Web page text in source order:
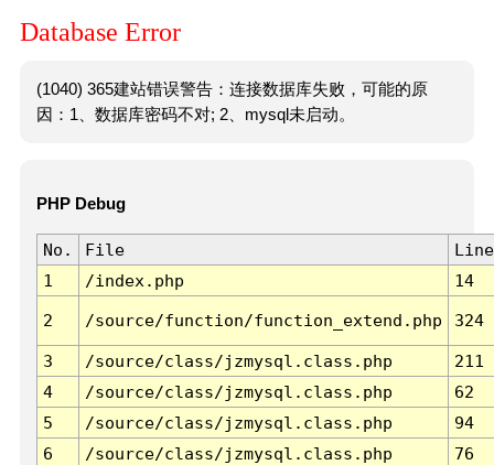
Database Error
(1040) 365建站错误警告：连接数据库失败，可能的原
因：1、数据库密码不对; 2、mysql未启动。
PHP Debug
No. File
Line
1
/index.php 14
2 /source/function/function_extend.php 324
3 /source/class/jzmysql.class.php
211
4
/source/class/jzmysql.class.php
62
5
/source/class/jzmysql.class.php
94
6
/source/class/jzmysql.class.php 76